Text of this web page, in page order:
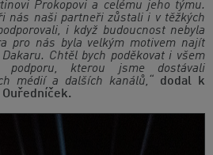
Prokopovi a celému jeho týmu.
nás naši partneři zůstali i v těžkých
i když budoucnost nebyla
pro nás byla velkým motivem najít
Chtěl bych poděkovat i všem
kterou jsme dostávali
médií a dalších kanálů,“
dodal k